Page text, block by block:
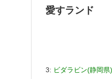
愛すランド
3: ビダラビン(静岡県